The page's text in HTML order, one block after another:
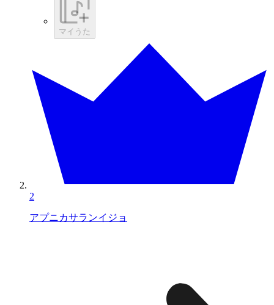
マイうた
2
アプニカサランイジョ